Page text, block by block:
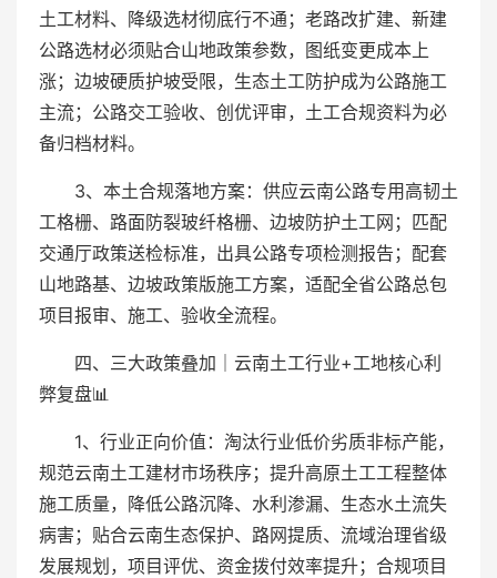
土工材料、降级选材彻底行不通；老路改扩建、新建
公路选材必须贴合山地政策参数，图纸变更成本上
涨；边坡硬质护坡受限，生态土工防护成为公路施工
主流；公路交工验收、创优评审，土工合规资料为必
备归档材料。
3、本土合规落地方案：供应云南公路专用高韧土
工格栅、路面防裂玻纤格栅、边坡防护土工网；匹配
交通厅政策送检标准，出具公路专项检测报告；配套
山地路基、边坡政策版施工方案，适配全省公路总包
项目报审、施工、验收全流程。
四、三大政策叠加｜云南土工行业+工地核心利
弊复盘📊
1、行业正向价值：淘汰行业低价劣质非标产能，
规范云南土工建材市场秩序；提升高原土工工程整体
施工质量，降低公路沉降、水利渗漏、生态水土流失
病害；贴合云南生态保护、路网提质、流域治理省级
发展规划，项目评优、资金拨付效率提升；合规项目